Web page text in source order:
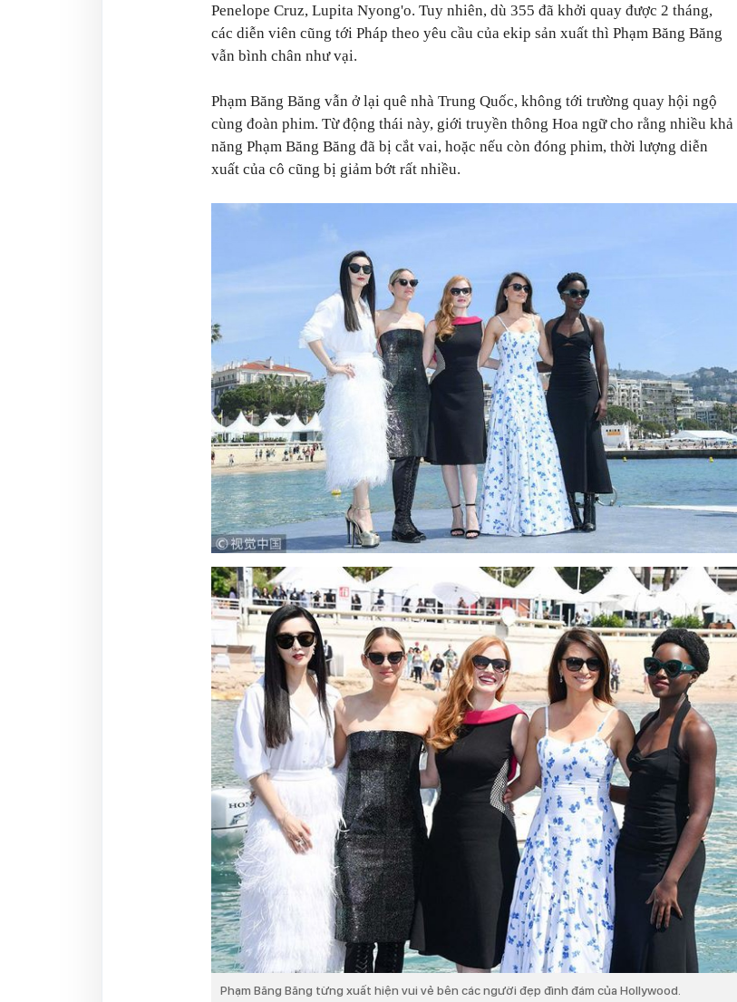
Penelope Cruz, Lupita Nyong'o. Tuy nhiên, dù 355 đã khởi quay được 2 tháng,
các diễn viên cũng tới Pháp theo yêu cầu của ekip sản xuất thì Phạm Băng Băng
vẫn bình chân như vại.
Phạm Băng Băng vẫn ở lại quê nhà Trung Quốc, không tới trường quay hội ngộ
cùng đoàn phim. Từ động thái này, giới truyền thông Hoa ngữ cho rằng nhiều khả
năng Phạm Băng Băng đã bị cắt vai, hoặc nếu còn đóng phim, thời lượng diễn
xuất của cô cũng bị giảm bớt rất nhiều.
Phạm Băng Băng từng xuất hiện vui vẻ bên các người đẹp đình đám của Hollywood.